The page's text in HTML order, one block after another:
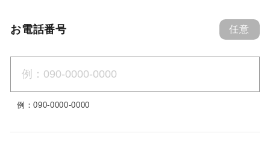
お電話番号 任意
例：090-0000-0000